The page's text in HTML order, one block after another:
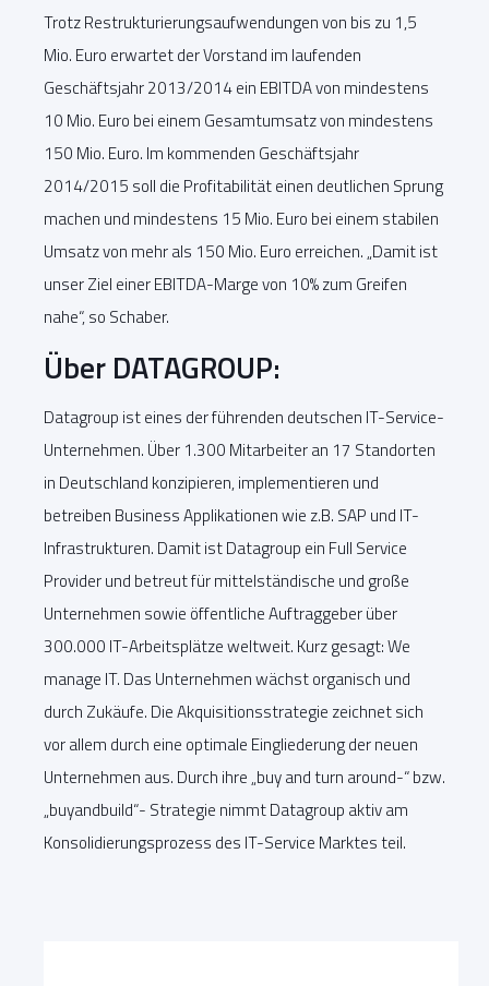
Trotz Restrukturierungsaufwendungen von bis zu 1,5
Mio. Euro erwartet der Vorstand im laufenden
Geschäftsjahr 2013/2014 ein EBITDA von mindestens
10 Mio. Euro bei einem Gesamtumsatz von mindestens
150 Mio. Euro. Im kommenden Geschäftsjahr
2014/2015 soll die Profitabilität einen deutlichen Sprung
machen und mindestens 15 Mio. Euro bei einem stabilen
Umsatz von mehr als 150 Mio. Euro erreichen. „Damit ist
unser Ziel einer EBITDA-Marge von 10% zum Greifen
nahe“, so Schaber.
Über DATAGROUP:
Datagroup ist eines der führenden deutschen IT-Service-
Unternehmen. Über 1.300 Mitarbeiter an 17 Standorten
in Deutschland konzipieren, implementieren und
betreiben Business Applikationen wie z.B. SAP und IT-
Infrastrukturen. Damit ist Datagroup ein Full Service
Provider und betreut für mittelständische und große
Unternehmen sowie öffentliche Auftraggeber über
300.000 IT-Arbeitsplätze weltweit. Kurz gesagt: We
manage IT. Das Unternehmen wächst organisch und
durch Zukäufe. Die Akquisitionsstrategie zeichnet sich
vor allem durch eine optimale Eingliederung der neuen
Unternehmen aus. Durch ihre „buy and turn around-“ bzw.
„buyandbuild“- Strategie nimmt Datagroup aktiv am
Konsolidierungsprozess des IT-Service Marktes teil.